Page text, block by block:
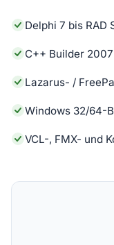
Delphi 7 bis RAD
C++ Builder
Lazarus- /
Windows 32/64-
VCL-, FMX- und